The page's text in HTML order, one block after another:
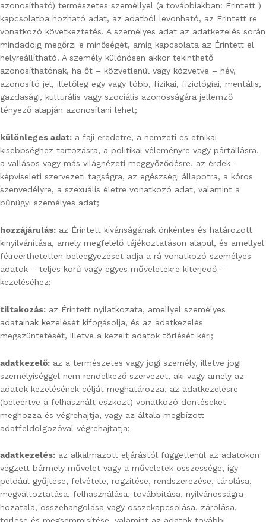
azonosítható) természetes személlyel (a továbbiakban: Érintett )
kapcsolatba hozható adat, az adatból levonható, az Érintett re
vonatkozó következtetés. A személyes adat az adatkezelés során
mindaddig megőrzi e minőségét, amíg kapcsolata az Érintett el
helyreállítható. A személy különösen akkor tekinthető
azonosíthatónak, ha őt – közvetlenül vagy közvetve – név,
azonosító jel, illetőleg egy vagy több, fizikai, fiziológiai, mentális,
gazdasági, kulturális vagy szociális azonosságára jellemző
tényező alapján azonosítani lehet;
különleges adat: a faji eredetre, a nemzeti és etnikai
kisebbséghez tartozásra, a politikai véleményre vagy pártállásra,
a vallásos vagy más világnézeti meggyőződésre, az érdek-
képviseleti szervezeti tagságra, az egészségi állapotra, a kóros
szenvedélyre, a szexuális életre vonatkozó adat, valamint a
bűnügyi személyes adat;
hozzájárulás: az Érintett kívánságának önkéntes és határozott
kinyilvánítása, amely megfelelő tájékoztatáson alapul, és amellyel
félreérthetetlen beleegyezését adja a rá vonatkozó személyes
adatok – teljes körű vagy egyes műveletekre kiterjedő –
kezeléséhez;
tiltakozás: az Érintett nyilatkozata, amellyel személyes
adatainak kezelését kifogásolja, és az adatkezelés
megszüntetését, illetve a kezelt adatok törlését kéri;
adatkezelő: az a természetes vagy jogi személy, illetve jogi
személyiséggel nem rendelkező szervezet, aki vagy amely az
adatok kezelésének célját meghatározza, az adatkezelésre
(beleértve a felhasznált eszközt) vonatkozó döntéseket
meghozza és végrehajtja, vagy az általa megbízott
adatfeldolgozóval végrehajtatja;
adatkezelés: az alkalmazott eljárástól függetlenül az adatokon
végzett bármely művelet vagy a műveletek összessége, így
például gyűjtése, felvétele, rögzítése, rendszerezése, tárolása,
megváltoztatása, felhasználása, továbbítása, nyilvánosságra
hozatala, összehangolása vagy összekapcsolása, zárolása,